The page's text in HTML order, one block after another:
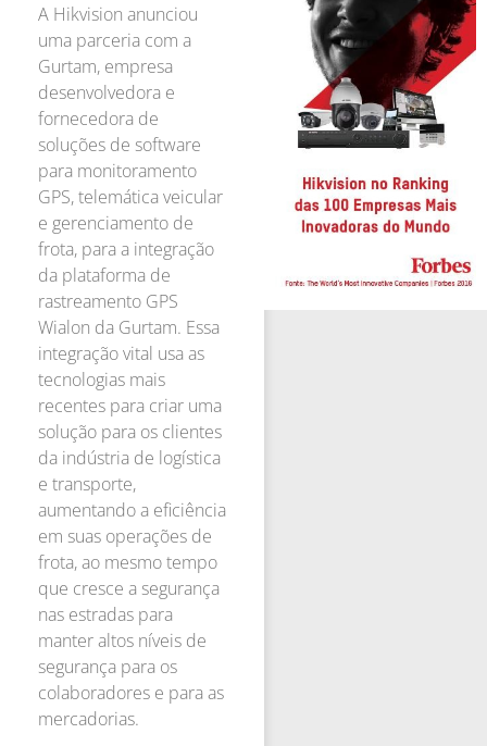
A Hikvision anunciou
uma parceria com a
Gurtam, empresa
desenvolvedora e
fornecedora de
soluções de software
para monitoramento
GPS, telemática veicular
e gerenciamento de
frota, para a integração
da plataforma de
rastreamento GPS
Wialon da Gurtam. Essa
integração vital usa as
tecnologias mais
recentes para criar uma
solução para os clientes
da indústria de logística
e transporte,
aumentando a eficiência
em suas operações de
frota, ao mesmo tempo
que cresce a segurança
nas estradas para
manter altos níveis de
segurança para os
colaboradores e para as
mercadorias.